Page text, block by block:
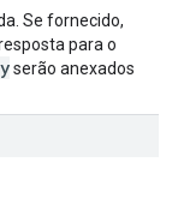
Se fornecido,
para o
serão anexados